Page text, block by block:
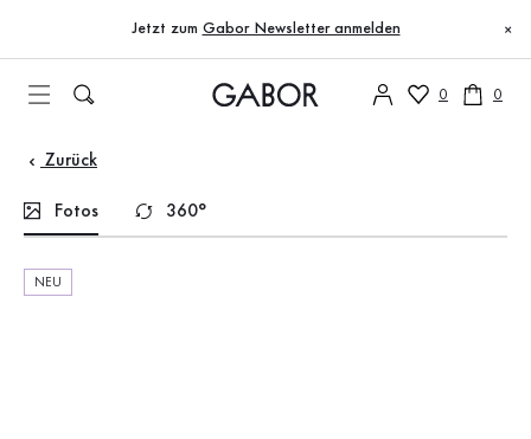
Zum Inhaltsverzeichnis
Zur Hauptnavigation
Jetzt zum Gabor Newsletter anmelden ×
0 0
Zurück
Fotos 360°
NEU